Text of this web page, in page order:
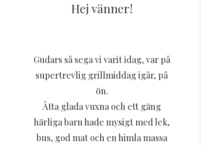
Hej vänner!
Gudars så sega vi varit idag, var på
supertrevlig grillmiddag igår, på
ön.
Åtta glada vuxna och ett gäng
härliga barn hade mysigt med lek,
bus, god mat och en himla massa